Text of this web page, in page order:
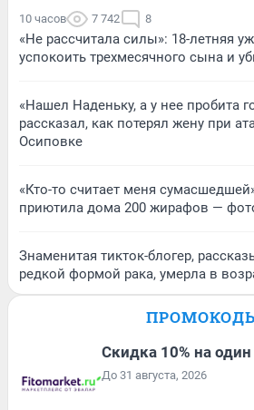
10 часов 7 742 8
«Не рассчитала силы»: 18-летняя
успокоить трехмесячного сына и
«Нашел Наденьку, а у нее пробита
рассказал, как потерял жену при
Осиповке
«Кто-то считает меня
приютила дома 200 жирафов —
Знаменитая тикток-блогер,
редкой формой рака, умерла в
Скидка 10% на
До 31 августа, 2026